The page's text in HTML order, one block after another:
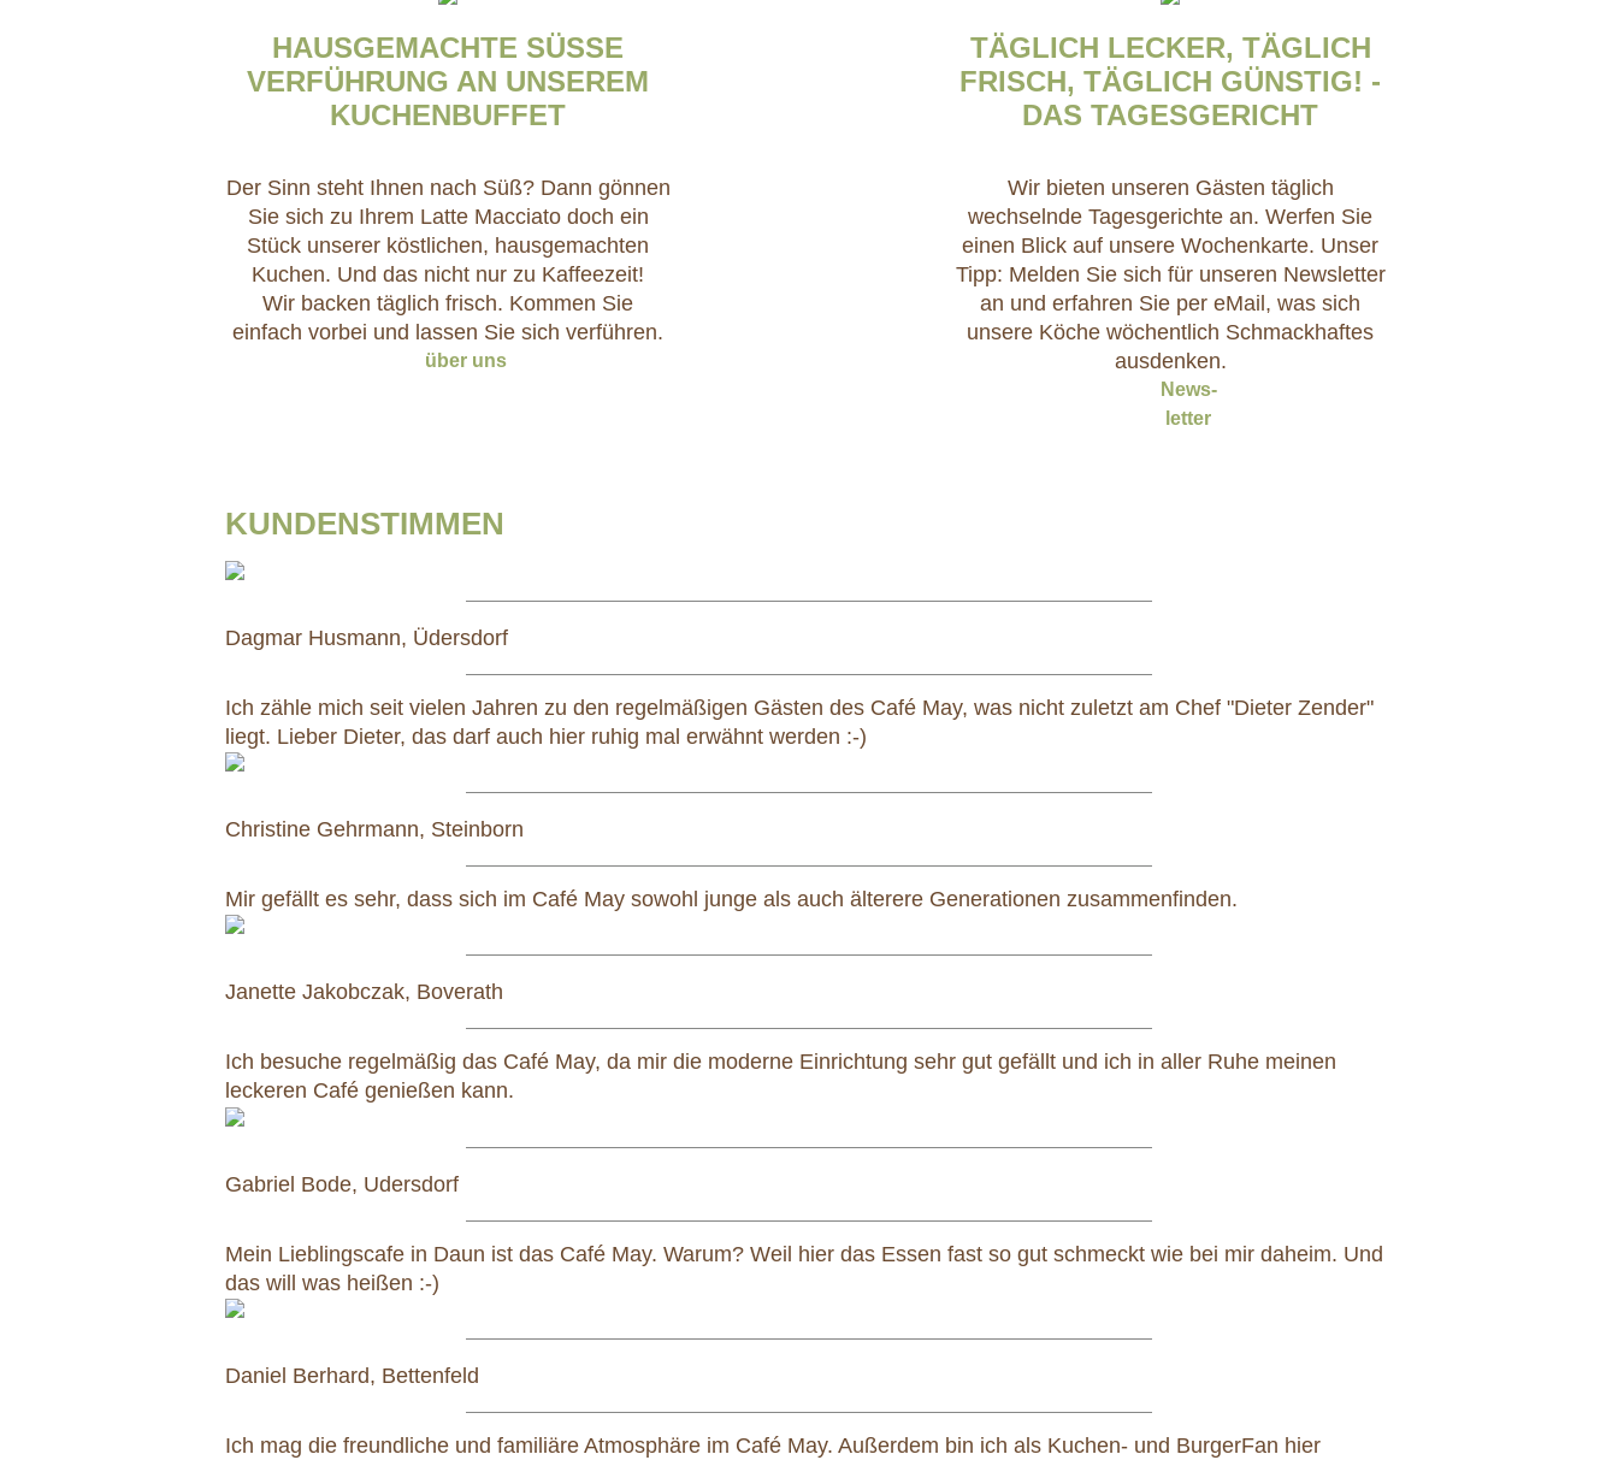
HAUSGEMACHTE SÜSSE V
ERFÜHRUNG AN UNSEREM K
UCHENBUFFET
Der Sinn steht Ihnen nach Süß? Dann gönnen
Sie sich zu Ihrem Latte Macciato doch ein
Stück unserer köstlichen, hausgemachten
Kuchen. Und das nicht nur zu Kaffeezeit!
Wir backen täglich frisch. Kommen Sie
einfach vorbei und lassen Sie sich verführen.
über uns
TÄGLICH LECKER, TÄGLICH
FRISCH, TÄGLICH GÜNSTIG! -
DAS TAGESGERICHT
Wir bieten unseren Gästen täglich
wechselnde Tagesgerichte an. Werfen Sie
einen Blick auf unsere Wochenkarte. Unser
Tipp: Melden Sie sich für unseren Newsletter
an und erfahren Sie per eMail, was sich
unsere Köche wöchentlich Schmackhaftes
ausdenken.
News-
letter
KUNDENSTIMMEN
Dagmar Husmann, Üdersdorf
Ich zähle mich seit vielen Jahren zu den regelmäßigen Gästen des Café May, was nicht zuletzt am Chef "Dieter Zender"
liegt. Lieber Dieter, das darf auch hier ruhig mal erwähnt werden :-)
Christine Gehrmann, Steinborn
Mir gefällt es sehr, dass sich im Café May sowohl junge als auch älterere Generationen zusammenfinden.
Janette Jakobczak, Boverath
Ich besuche regelmäßig das Café May, da mir die moderne Einrichtung sehr gut gefällt und ich in aller Ruhe meinen
leckeren Café genießen kann.
Gabriel Bode, Udersdorf
Mein Lieblingscafe in Daun ist das Café May. Warum? Weil hier das Essen fast so gut schmeckt wie bei mir daheim. Und
das will was heißen :-)
Daniel Berhard, Bettenfeld
Ich mag die freundliche und familiäre Atmosphäre im Café May. Außerdem bin ich als Kuchen- und BurgerFan hier